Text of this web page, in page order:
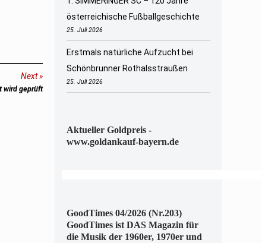
Next
wird geprüft
österreichische Fußballgeschichte
25. Juli 2026
Erstmals natürliche Aufzucht bei
Schönbrunner Rothalsstraußen
25. Juli 2026
Aktueller Goldpreis -
www.goldankauf-bayern.de
GoodTimes 04/2026 (Nr.203)
GoodTimes ist DAS Magazin für
die Musik der 1960er, 1970er und